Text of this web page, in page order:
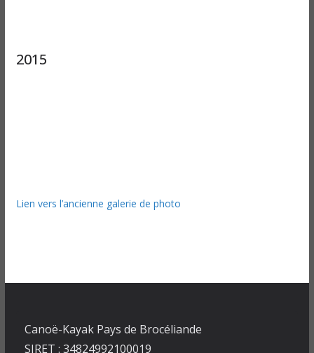
2015
Lien vers l’ancienne galerie de photo
Canoë-Kayak Pays de Brocéliande
SIRET : 34824992100019